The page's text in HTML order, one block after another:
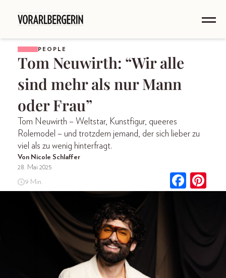
PEOPLE
Tom Neuwirth: “Wir alle
sind mehr als nur Mann
oder Frau”
Tom Neuwirth – Weltstar, Kunstfigur, queeres
Rolemodel – und trotzdem jemand, der sich lieber zu
viel als zu wenig hinterfragt.
Von Nicole Schlaffer
28. Mai 2025
9 Min.